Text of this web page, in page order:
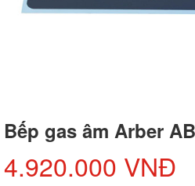
Bếp gas âm Arber
4.920.000 VNĐ